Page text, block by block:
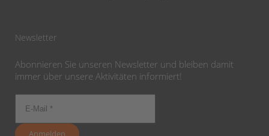
Newsletter
Abonnieren Sie unseren Newsletter und bleiben damit
immer über unsere Aktivitäten informiert!